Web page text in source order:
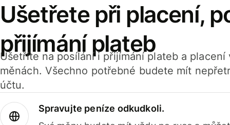
Ušetřete při placení,
přijímání plateb
Ušetříte na posílání i přijímání plateb a
měnách. Všechno potřebné budete mít
účtu.
Spravujte peníze odkudkoli.